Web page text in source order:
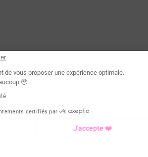
de vous proposer une expérience optimale.
🥹
certifiés par
J'accepte ❤️